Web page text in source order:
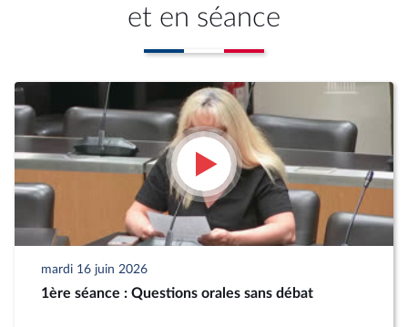
et en séance
mardi 16 juin 2026
1ère séance : Questions orales sans débat